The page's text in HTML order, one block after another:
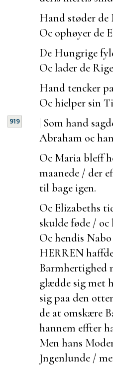
Hand støder de
Oc ophøyer de
De Hungrige
Oc lader de
Hand tencker
Oc hielper sin
|
919
Som hand
Abraham oc
Oc Maria bleff
maanede / der
til bage igen.
Oc Elizabeths
skulde føde / oc
Oc hendis
HERREN
Barmhertighed
glædde sig met
sig paa den
de at omskære
hannem effter
Men hans
Jngenlunde /